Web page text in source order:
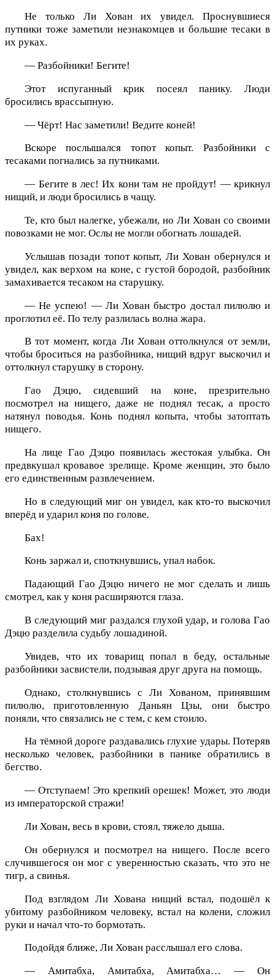
Не только Ли Хован их увидел. Проснувшиеся
путники тоже заметили незнакомцев и большие тесаки в
их руках.
— Разбойники! Бегите!
Этот испуганный крик посеял панику. Люди
бросились врассыпную.
— Чёрт! Нас заметили! Ведите коней!
Вскоре послышался топот копыт. Разбойники с
тесаками погнались за путниками.
— Бегите в лес! Их кони там не пройдут! — крикнул
нищий, и люди бросились в чащу.
Те, кто был налегке, убежали, но Ли Хован со своими
повозками не мог. Ослы не могли обогнать лошадей.
Услышав позади топот копыт, Ли Хован обернулся и
увидел, как верхом на коне, с густой бородой, разбойник
замахивается тесаком на старушку.
— Не успею! — Ли Хован быстро достал пилюлю и
проглотил её. По телу разлилась волна жара.
В тот момент, когда Ли Хован оттолкнулся от земли,
чтобы броситься на разбойника, нищий вдруг выскочил и
оттолкнул старушку в сторону.
Гао Дэцю, сидевший на коне, презрительно
посмотрел на нищего, даже не поднял тесак, а просто
натянул поводья. Конь поднял копыта, чтобы затоптать
нищего.
На лице Гао Дэцю появилась жестокая улыбка. Он
предвкушал кровавое зрелище. Кроме женщин, это было
его единственным развлечением.
Но в следующий миг он увидел, как кто-то выскочил
вперёд и ударил коня по голове.
Бах!
Конь заржал и, споткнувшись, упал набок.
Падающий Гао Дэцю ничего не мог сделать и лишь
смотрел, как у коня расширяются глаза.
В следующий миг раздался глухой удар, и голова Гао
Дэцю разделила судьбу лошадиной.
Увидев, что их товарищ попал в беду, остальные
разбойники засвистели, подзывая друг друга на помощь.
Однако, столкнувшись с Ли Хованом, принявшим
пилюлю, приготовленную Даньян Цзы, они быстро
поняли, что связались не с тем, с кем стоило.
На тёмной дороге раздавались глухие удары. Потеряв
несколько человек, разбойники в панике обратились в
бегство.
— Отступаем! Это крепкий орешек! Может, это люди
из императорской стражи!
Ли Хован, весь в крови, стоял, тяжело дыша.
Он обернулся и посмотрел на нищего. После всего
случившегося он мог с уверенностью сказать, что это не
тигр, а свинья.
Под взглядом Ли Хована нищий встал, подошёл к
убитому разбойником человеку, встал на колени, сложил
руки и начал что-то бормотать.
Подойдя ближе, Ли Хован расслышал его слова.
— Амитабха, Амитабха, Амитабха… — Он